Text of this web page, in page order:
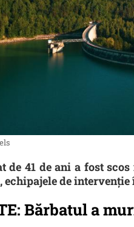
de 41 de ani a fost
echipajele de
Bărbatul a